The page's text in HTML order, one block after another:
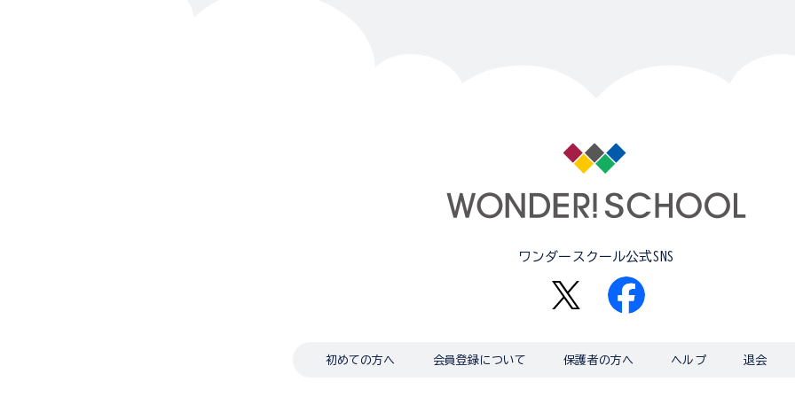
ワンダースクール公式SNS
初めての方へ 会員登録について 保護者の方へ ヘルプ 退会